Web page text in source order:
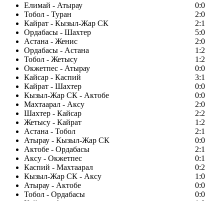
Елимай - Атырау
0:0
Тобол - Туран
2:0
Кайрат - Кызыл-Жар СК
2:1
Ордабасы - Шахтер
5:0
Астана - Женис
2:0
Ордабасы - Астана
1:2
Тобол - Жетысу
1:2
Окжетпес - Атырау
0:0
Кайсар - Каспий
3:1
Кайрат - Шахтер
0:0
Кызыл-Жар СК - Актобе
0:0
Махтаарал - Аксу
2:0
Шахтер - Кайсар
2:2
Жетысу - Кайрат
1:2
Астана - Тобол
2:1
Атырау - Кызыл-Жар СК
0:0
Актобе - Ордабасы
2:1
Аксу - Окжетпес
0:1
Каспий - Махтаарал
0:2
Кызыл-Жар СК - Аксу
1:0
Атырау - Актобе
0:0
Тобол - Ордабасы
0:0